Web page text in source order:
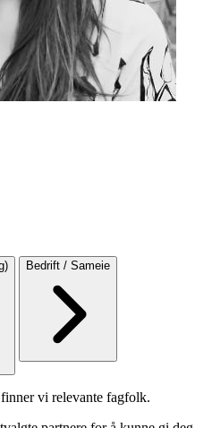
Bedrift / Sameie
vi relevante fagfolk.